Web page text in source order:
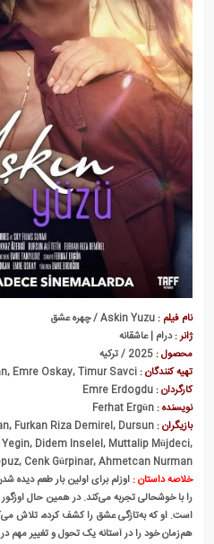
نام فیلم :Askin Yuzu / چهره عشق
ژانر :درام | عاشقانه
محصول :2025 / ترکیه
تهیه کنندگان :Cemal Okan, Emre Oskay, Timur Savci
کارگردان :Emre Erdogdu
نویسنده :Ferhat Ergün
بازیگران :Furkan Riza Demirel, Dursun
Didem Inselel, Muttalip Müjdeci,
Cenk Gürpinar, Ahmetcan Nurman
خلاصه داستان :اوزلم برای اولین بار طعم دیده
را با خوشحالی تجربه می‌کند. در همین حال
است. او که به‌تازگی عشق را کشف کرده، تلاش
هم‌زمان خود را در آستانه یک تحول و تغییر مهم